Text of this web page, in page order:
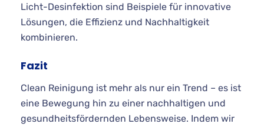
Licht-Desinfektion sind Beispiele für innovative
Lösungen, die Effizienz und Nachhaltigkeit
kombinieren.
Fazit
Clean Reinigung ist mehr als nur ein Trend – es ist
eine Bewegung hin zu einer nachhaltigen und
gesundheitsfördernden Lebensweise. Indem wir